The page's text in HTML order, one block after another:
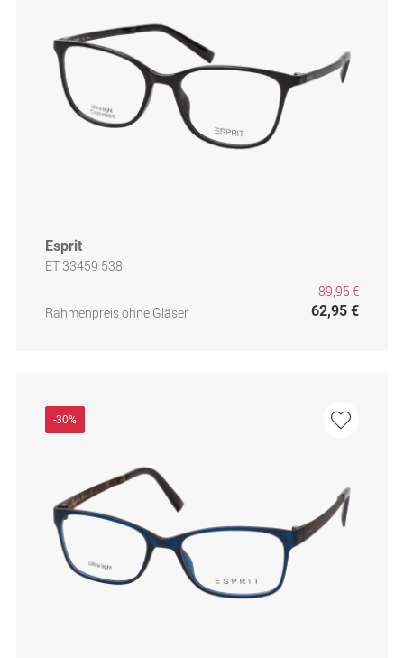
Esprit
ET 33459 538
Rahmenpreis ohne Gläser
89,95 €
62,95 €
-30%